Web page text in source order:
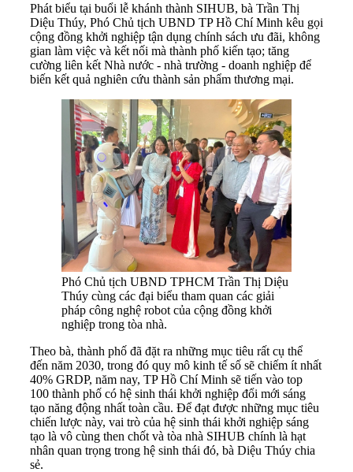
Phát biểu tại buổi lễ khánh thành SIHUB, bà Trần Thị
Diệu Thúy, Phó Chủ tịch UBND TP Hồ Chí Minh kêu gọi
cộng đồng khởi nghiệp tận dụng chính sách ưu đãi, không
gian làm việc và kết nối mà thành phố kiến tạo; tăng
cường liên kết Nhà nước - nhà trường - doanh nghiệp để
biến kết quả nghiên cứu thành sản phẩm thương mại.
Phó Chủ tịch UBND TPHCM Trần Thị Diệu
Thúy cùng các đại biểu tham quan các giải
pháp công nghệ robot của cộng đồng khởi
nghiệp trong tòa nhà.
Theo bà, thành phố đã đặt ra những mục tiêu rất cụ thể
đến năm 2030, trong đó quy mô kinh tế số sẽ chiếm ít nhất
40% GRDP, năm nay, TP Hồ Chí Minh sẽ tiến vào top
100 thành phố có hệ sinh thái khởi nghiệp đổi mới sáng
tạo năng động nhất toàn cầu. Để đạt được những mục tiêu
chiến lược này, vai trò của hệ sinh thái khởi nghiệp sáng
tạo là vô cùng then chốt và tòa nhà SIHUB chính là hạt
nhân quan trọng trong hệ sinh thái đó, bà Diệu Thúy chia
sẻ.